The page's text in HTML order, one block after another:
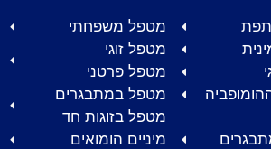
מטפל משפחתי
מטפל זוגי
מטפל פרטני
מטפל במתבגרים
מטפל בזוגות חד
מיניים הומואים